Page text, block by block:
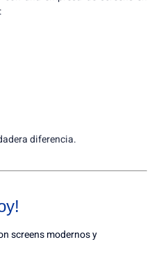
diferencia.
screens modernos y